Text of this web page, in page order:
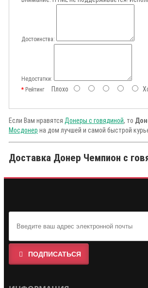
Достоинства:
Недостатки:
РейтингПлохо
Если Вам нравятся Донеры с говядиной, то
Мосдонер на дом лучшей и самой быстрой
Доставка Донер Чемпион с
ПОДПИСАТЬСЯ